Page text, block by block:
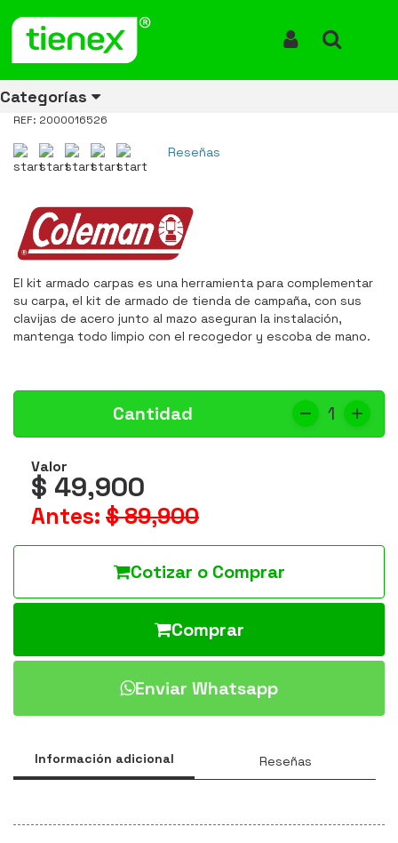
Categorías
Kit Armado Carpas Coleman
2000016526
kit-armado-carpas-coleman-2000016526
REF: 2000016526
Reseñas
El kit armado carpas es una herramienta para complementar
su carpa, el kit de armado de tienda de campaña, con sus
clavijas de acero junto al mazo aseguran la instalación,
mantenga todo limpio con el recogedor y escoba de mano.
Cantidad 1
Valor
$ 49,900
Antes: $ 89,900
Cotizar o Comprar
Comprar
Enviar Whatsapp
Información adicional Reseñas
productos
ENERGÍA
productos
CANECAS
RECICLAJE
productos
RUBBERMAID
productos
EQUIPOS
LIMPIEZA
productos
MANEJO
MATERIALES
productos
AIRE
productos
ACCESORIOS
BAÑOS